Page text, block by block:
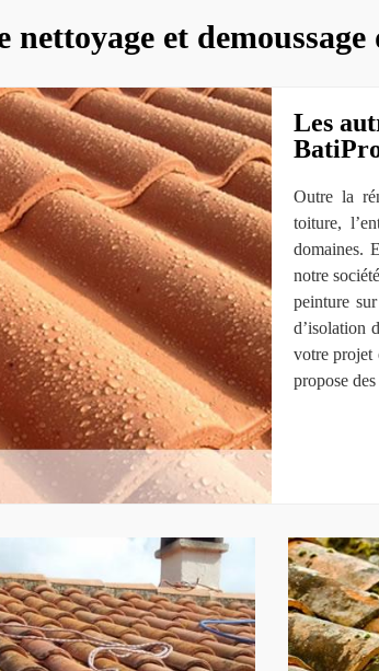
nettoyage et
Les
Outre la
toiture,
domaines.
notre
peinture
d’isolation
votre projet
propose